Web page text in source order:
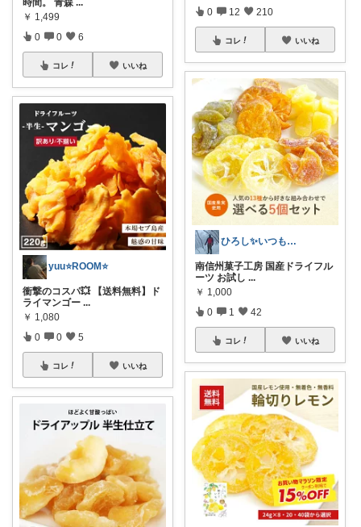
時間。 青森 ...
￥ 1,499
0 0 6
コレ いいね
yuu⭐️ROOM⭐️
衝撃のコスパ💥 【送料無料】ド
ライマンゴー ...
￥ 1,080
0 0 5
コレ いいね
0 12 210
コレ いいね
ひろし✨いつもありがとうございます✨
南信州菓子工房 国産ドライフル
ーツ お試し ...
￥ 1,000
0 1 42
コレ いいね